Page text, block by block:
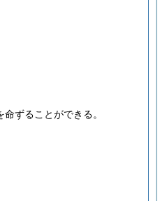
ずることができる。